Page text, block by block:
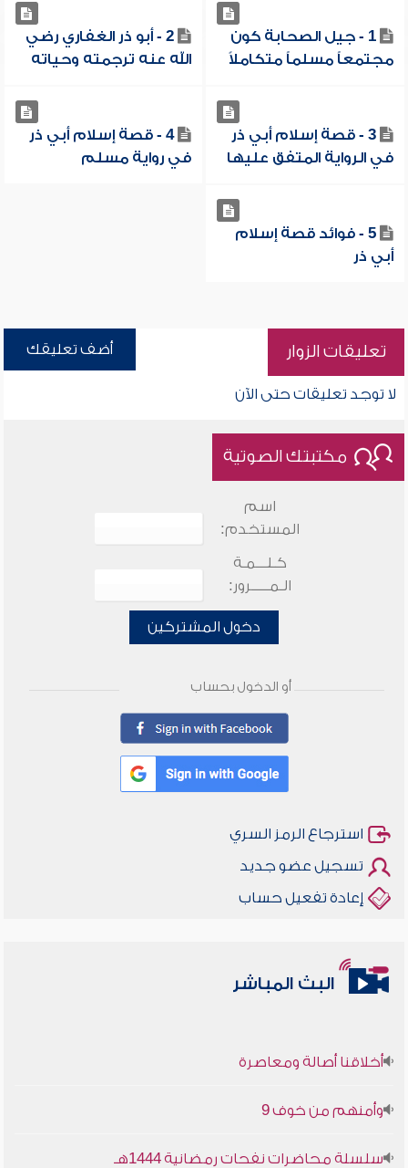
1 - جيل الصحابة كون
مجتمعاً مسلماً متكاملاً
2 - أبو ذر الغفاري رضي
الله عنه ترجمته وحياته
3 - قصة إسلام أبي ذر
في الرواية المتفق عليها
4 - قصة إسلام أبي ذر
في رواية مسلم
5 - فوائد قصة إسلام
أبي ذر
تعليقات الزوار أضف تعليقك
لا توجد تعليقات حتى الآن
مكتبتك الصوتية
اسم
المستخدم:
كـلـــمـة
الـمـــــرور:
دخول المشتركين
أو الدخول بحساب
استرجاع الرمز السري
تسجيل عضو جديد
إعادة تفعيل حساب
البث المباشر
أخلاقنا أصالة ومعاصرة
وأمنهم من خوف 9
سلسلة محاضرات نفحات رمضانية 1444هـ